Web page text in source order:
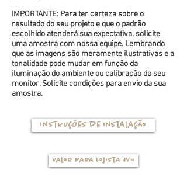
IMPORTANTE: Para ter certeza sobre o
resultado do seu projeto e que o padrão
escolhido atenderá sua expectativa, solicite
uma amostra com nossa equipe. Lembrando
que as imagens são meramente ilustrativas e a
tonalidade pode mudar em função da
iluminação do ambiente ou calibração do seu
monitor. Solicite condições para envio da sua
amostra.
Instruções de instalação
Valor para Lojista JVN